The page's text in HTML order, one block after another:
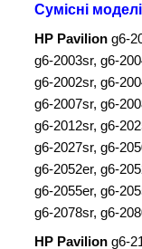
Сумісні
HP Pavilion g6-
g6-2003sr, g6-
g6-2002sr, g6-
g6-2007sr, g6-
g6-2012sr, g6-
g6-2027sr, g6-
g6-2052er, g6-
g6-2055er, g6-
g6-2078sr, g6-
HP Pavilion g6-